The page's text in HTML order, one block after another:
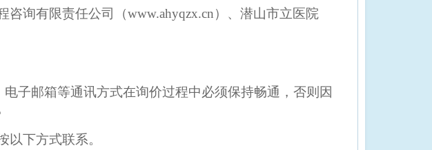
咨询有限责任公司（www.ahyqzx.cn）、潜山市立医院
电子邮箱等通讯方式在询价过程中必须保持畅通，否则因
以下方式联系。